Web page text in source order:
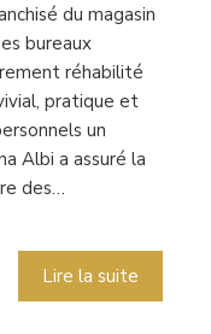
du magasin
bureaux
réhabilité
pratique et
un
Albi a assuré la
des…
Lire la suite